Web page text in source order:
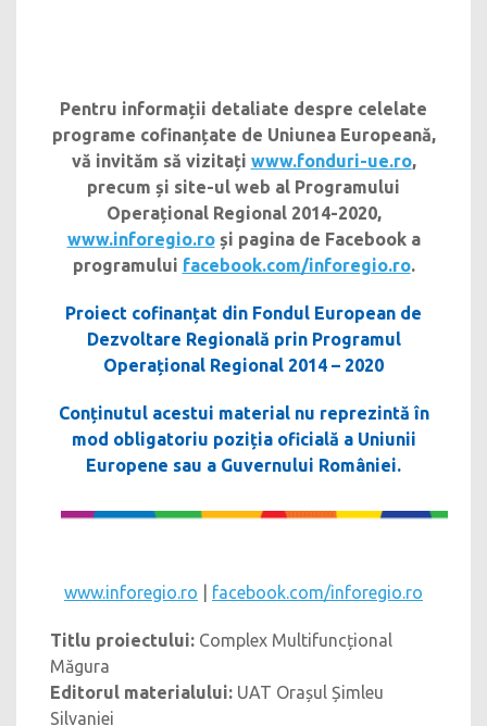
Pentru informații detaliate despre celelate
programe cofinanțate de Uniunea Europeană,
vă invităm să vizitați www.fonduri-ue.ro,
precum și site-ul web al Programului
Operațional Regional 2014-2020,
www.inforegio.roși pagina de Facebook a
programului facebook.com/inforegio.ro.
Proiect cofinanțat din Fondul European de
Dezvoltare Regională prin Programul
Operațional Regional 2014 – 2020
Conținutul acestui material nu reprezintă în
mod obligatoriu poziția oficială a Uniunii
Europene sau a Guvernului României.
www.inforegio.ro facebook.com/inforegio.ro
Titlu proiectului: Complex Multifuncțional
Măgura
Editorul materialului: UAT Orașul Șimleu
Silvaniei